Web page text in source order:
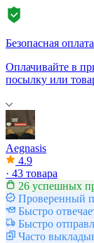
Безопасная оплата
Оплачивайте в
посылку или
Aegnasis
4.9
· 43 товара
26 успешных
Проверенный
Быстро
Быстро
Часто